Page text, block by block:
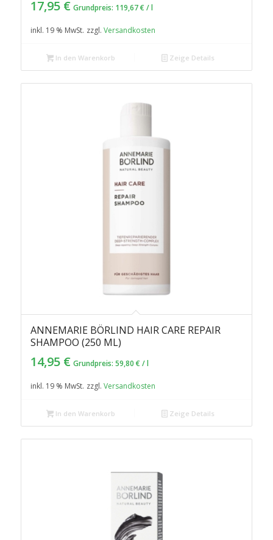
17,95 € Grundpreis: 119,67€ /l
inkl. 19 % MwSt. zzgl. Versandkosten
In den Warenkorb Zeige Details
ANNEMARIE BÖRLIND HAIR CARE REPAIR
SHAMPOO (250 ML)
14,95 € Grundpreis: 59,80 € /l
inkl. 19 % MwSt. zzgl. Versandkosten
In den Warenkorb Zeige Details